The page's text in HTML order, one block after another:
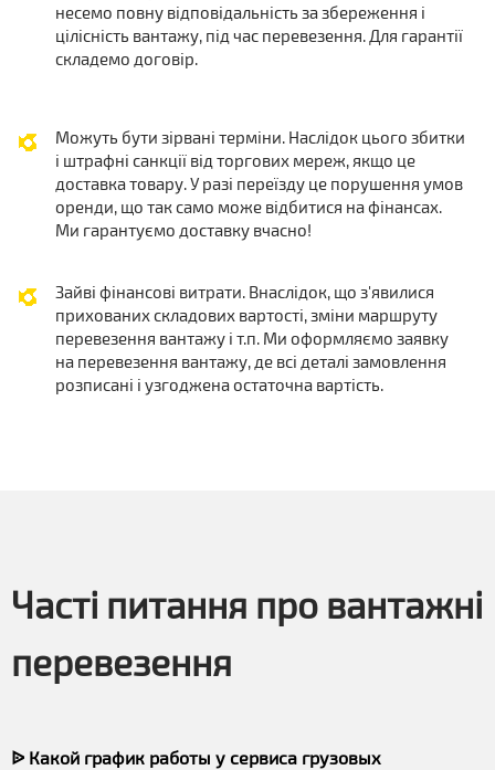
несемо повну відповідальність за збереження і
цілісність вантажу, під час перевезення. Для гарантії
складемо договір.
Можуть бути зірвані терміни. Наслідок цього збитки
і штрафні санкції від торгових мереж, якщо це
доставка товару. У разі переїзду це порушення умов
оренди, що так само може відбитися на фінансах.
Ми гарантуємо доставку вчасно!
Зайві фінансові витрати. Внаслідок, що з'явилися
прихованих складових вартості, зміни маршруту
перевезення вантажу і т.п. Ми оформляємо заявку
на перевезення вантажу, де всі деталі замовлення
розписані і узгоджена остаточна вартість.
Часті питання про вантажні
перевезення
ᐉ Какой график работы у сервиса грузовых